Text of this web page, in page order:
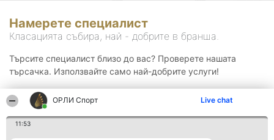
ОРЛИ Спорт Live chat
11:53
Намерете специалист
Класацията събира, най - добрите в бранша.
Търсите специалист близо до вас? Проверете нашата
търсачка. Използвайте само най-добрите услуги!